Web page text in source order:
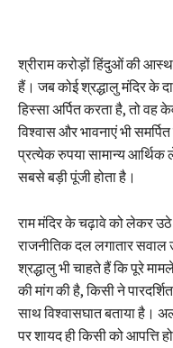
श्रीराम करोड़ों हिंदुओं की
हैं। जब कोई श्रद्धालु मंदिर के
हिस्सा अर्पित करता है, तो वह
विश्वास और भावनाएं भी
प्रत्येक रुपया सामान्य
सबसे बड़ी पूंजी होता है।
राम मंदिर के चढ़ावे को लेकर
राजनीतिक दल लगातार
श्रद्धालु भी चाहते हैं कि पूरे
की मांग की है, किसी ने
साथ विश्वासघात बताया है।
पर शायद ही किसी को आपत्ति